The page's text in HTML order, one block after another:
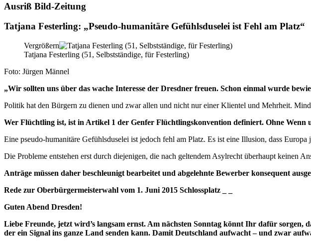
Ausriß Bild-Zeitung
Tatjana Festerling: „Pseudo-humanitäre Gefühlsduselei ist Fehl am Platz“
Vergrößern
Tatjana Festerling (51, Selbstständige, für Festerling)
Foto: Jürgen Männel
„Wir sollten uns über das wache Interesse der Dresdner freuen. Schon einmal wurde
Politik hat den Bürgern zu dienen und zwar allen und nicht nur einer Klientel und Mehrheit.
Wer Flüchtling ist, ist in Artikel 1 der Genfer Flüchtlingskonvention definiert. Ohne
Eine pseudo-humanitäre Gefühlsduselei ist jedoch fehl am Platz. Es ist eine Illusion, dass
Die Probleme entstehen erst durch diejenigen, die nach geltendem Asylrecht überhaupt keinen
Anträge müssen daher beschleunigt bearbeitet und abgelehnte Bewerber konsequent
Rede zur Oberbürgermeisterwahl vom 1. Juni 2015 Schlossplatz _ _
Guten Abend Dresden!
Liebe Freunde, jetzt wird’s langsam ernst. Am nächsten Sonntag könnt Ihr dafür sorgen,
der ein Signal ins ganze Land senden kann. Damit Deutschland aufwacht – und zwar